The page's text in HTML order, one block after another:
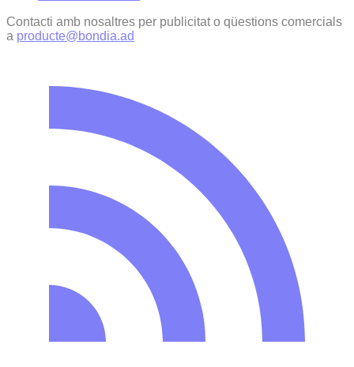
Contacti amb nosaltres per publicitat o qüestions comercials
a producte@bondia.ad